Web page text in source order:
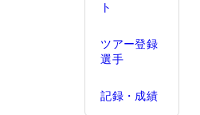
ト
ツアー登録
選手
記録・成績